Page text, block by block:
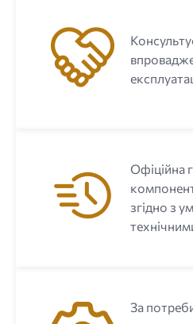
Офіційна
згідно з
За